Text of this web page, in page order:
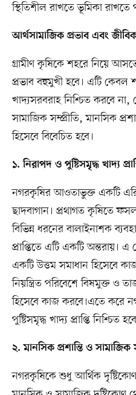
স্থিতিশীল রাখতে ভূমিকা রাখতে
আর্থসামাজিক প্রভাব এবং
গ্রামীণ কৃষিকে শহরে নিয়ে
প্রভাব বহুমুখী হবে। এটি কেবল
খাদ্যসরবরাহ নিশ্চিত করবে
সামাজিক সম্প্রীতি, মানসিক
হিসেবে বিবেচিত হবে।
১. নিরাপদ ও পুষ্টিসমৃদ্ধ খাদ্য
নগরকৃষির আওতাভুক্ত একটি
ছাদবাগান। প্রথাগত কৃষিতে
বিভিন্ন ধরনের বালাইনাশক
প্রাপ্তিতে এটি একটি অন্তরায়।
একটি উত্তম সমাধান হিসেবে
নিয়ন্ত্রিত পরিবেশে বিষমুক্ত ও
হিসেবে কাজ করবে।এতে করে
পুষ্টিসমৃদ্ধ খাদ্য প্রাপ্তি নিশ্চিত
২. মানসিক প্রশান্তি ও সামাজিক
নগরকৃষিকে শুধু আর্থিক